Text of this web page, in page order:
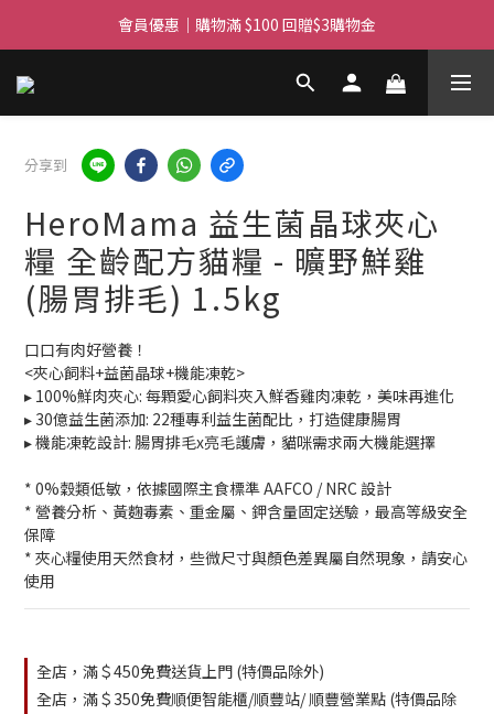
滿$450免費送貨上門 I 滿$350免運 順豐自取
會員優惠｜購物滿 $100 回贈$3購物金
滿$450免費送貨上門 I 滿$350免運 順豐自取
分享到
HeroMama 益生菌晶球夾心
糧 全齡配方貓糧 - 曠野鮮雞
(腸胃排毛) 1.5kg
口口有肉好營養！
<夾心飼料+益菌晶球+機能凍乾>
▸ 100%鮮肉夾心: 每顆愛心飼料夾入鮮香雞肉凍乾，美味再進化
▸ 30億益生菌添加: 22種專利益生菌配比，打造健康腸胃
▸ 機能凍乾設計: 腸胃排毛x亮毛護膚，貓咪需求兩大機能選擇
* 0%穀類低敏，依據國際主食標準 AAFCO / NRC 設計
* 營養分析、黃麴毒素、重金屬、鉀含量固定送驗，最高等級安全
保障
* 夾心糧使用天然食材，些微尺寸與顏色差異屬自然現象，請安心
使用
全店，滿＄450免費送貨上門 (特價品除外)
全店，滿＄350免費順便智能櫃/順豐站/ 順豐營業點 (特價品除